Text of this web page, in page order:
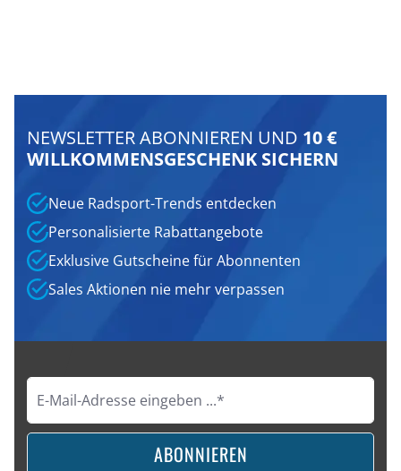
NEWSLETTER ABONNIEREN UND 10 €
WILLKOMMENSGESCHENK SICHERN
Neue Radsport-Trends entdecken
Personalisierte Rabattangebote
Exklusive Gutscheine für Abonnenten
Sales Aktionen nie mehr verpassen
ABONNIEREN